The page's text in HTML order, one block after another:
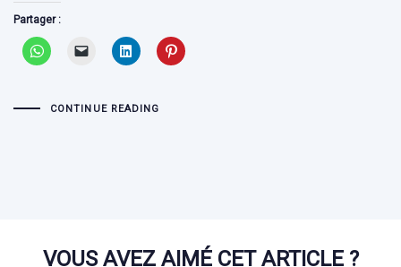
Partager :
CONTINUE READING
VOUS AVEZ AIMÉ CET ARTICLE ?